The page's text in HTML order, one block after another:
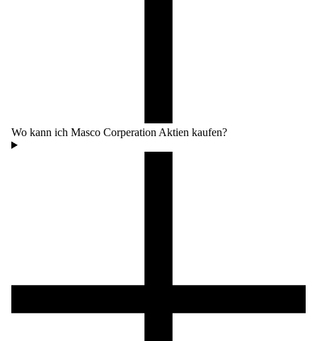
Wo kann ich Masco Corperation Aktien kaufen?